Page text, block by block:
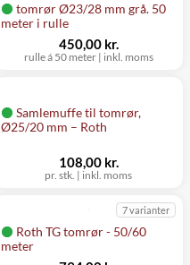
tomrør Ø23/28 mm grå. 50
meter i rulle
rulle á 50 meter| inkl. moms
450,00 kr.
Samlemuffe til tomrør,
Ø25/20 mm – Roth
pr. stk. | inkl. moms
108,00 kr.
Roth TG tomrør - 50/60
meter
7 varianter